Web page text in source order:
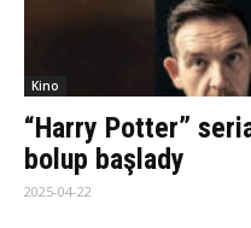
Kino
“Harry Potter”
bolup başlady
2025-04-22